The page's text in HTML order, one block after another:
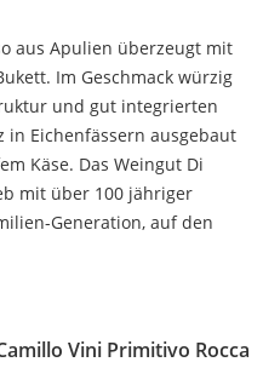
aus Apulien überzeugt mit
Im Geschmack würzig
und gut integrierten
Eichenfässern ausgebaut
Käse. Das Weingut Di
mit über 100 jähriger
Generation, auf den
Vini Primitivo Rocca